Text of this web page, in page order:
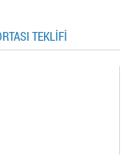
TEKLİFİ